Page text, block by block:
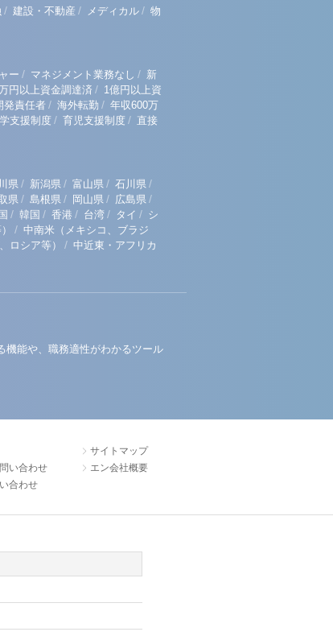
/ 建設・不動産 / メディカル / 物
ー / マネジメント業務なし / 新
円以上資金調達済 / 1億円以上資
発責任者/ 海外転勤 / 年収600万
支援制度/ 育児支援制度 / 直接
県 / 新潟県 / 富山県 / 石川県 /
県 / 島根県 / 岡山県 / 広島県 /
/ 韓国 / 香港 / 台湾 / タイ / シ
/ 中南米（メキシコ、ブラジ
ロシア等） / 中近東・アフリカ
機能や、職務適性がわかるツール
い合わせ
合わせ
サイトマップ
エン会社概要